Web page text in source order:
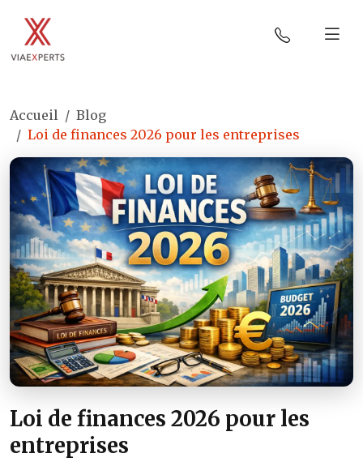
Accueil
Blog
Loi de finances 2026 pour les entreprises
Loi de finances 2026 pour les
entreprises